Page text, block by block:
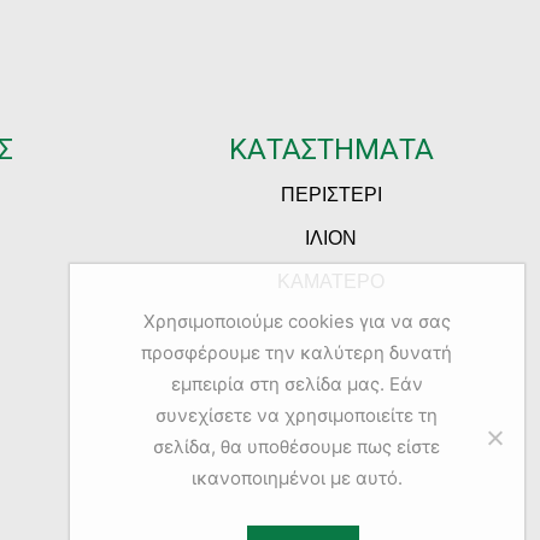
ΚΑΤΑΣΤΗΜΑΤΑ
ΠΕΡΙΣΤΕΡΙ
ΙΛΙΟΝ
Χρησιμοποιούμε cookies για να σας
προσφέρουμε την καλύτερη δυνατή
εμπειρία στη σελίδα μας. Εάν
συνεχίσετε να χρησιμοποιείτε τη
σελίδα, θα υποθέσουμε πως είστε
ικανοποιημένοι με αυτό.